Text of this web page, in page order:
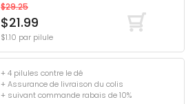
$29.25
$21.99
$1.10 par pilule
+ 4 pilules contre le dé
+ Assurance de livraison du colis
+ suivant commande rabais de 10%